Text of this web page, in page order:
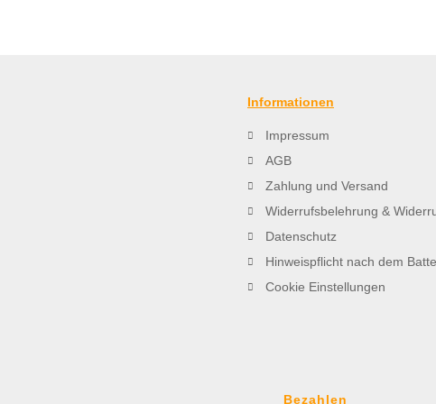
Informationen
Impressum
AGB
Zahlung und Versand
Widerrufsbelehrung &
Datenschutz
Hinweispflicht nach dem
Cookie Einstellungen
Bezahlen